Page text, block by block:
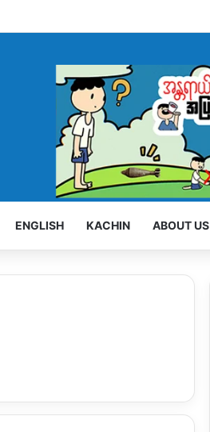
ENGLISH KACHIN ABOUT US